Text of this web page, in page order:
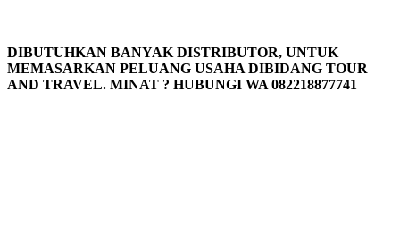
DIBUTUHKAN BANYAK DISTRIBUTOR, UNTUK
MEMASARKAN PELUANG USAHA DIBIDANG TOUR
AND TRAVEL. MINAT ? HUBUNGI WA 082218877741